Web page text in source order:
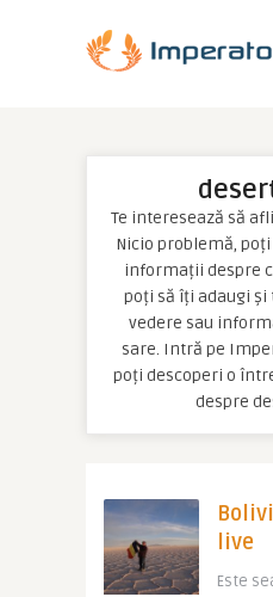
Te interesează să
Nicio problemă,
informații despre
poți să îți adaugi și
vedere sau
sare. Intră pe
poți descoperi o
despre
live
Este